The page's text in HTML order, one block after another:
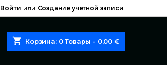
Войти или Создание учетной записи
shopping_cart Корзина: 0 Товары - 0,00 €